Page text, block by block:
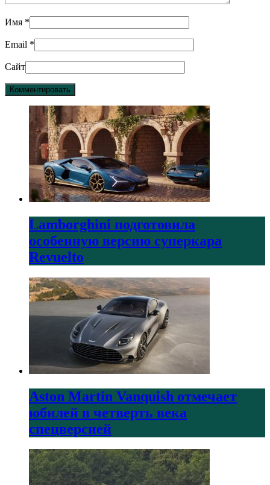
Имя *
Email *
Сайт
Lamborghini подготовила
особенную версию суперкара
Revuelto
Aston Martin Vanquish отмечает
юбилей в четверть века
спецверсией